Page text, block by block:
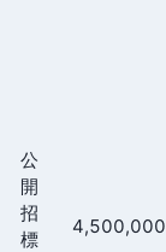
公
開
招
標
4,500,000